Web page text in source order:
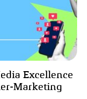
Excellence
Marketing